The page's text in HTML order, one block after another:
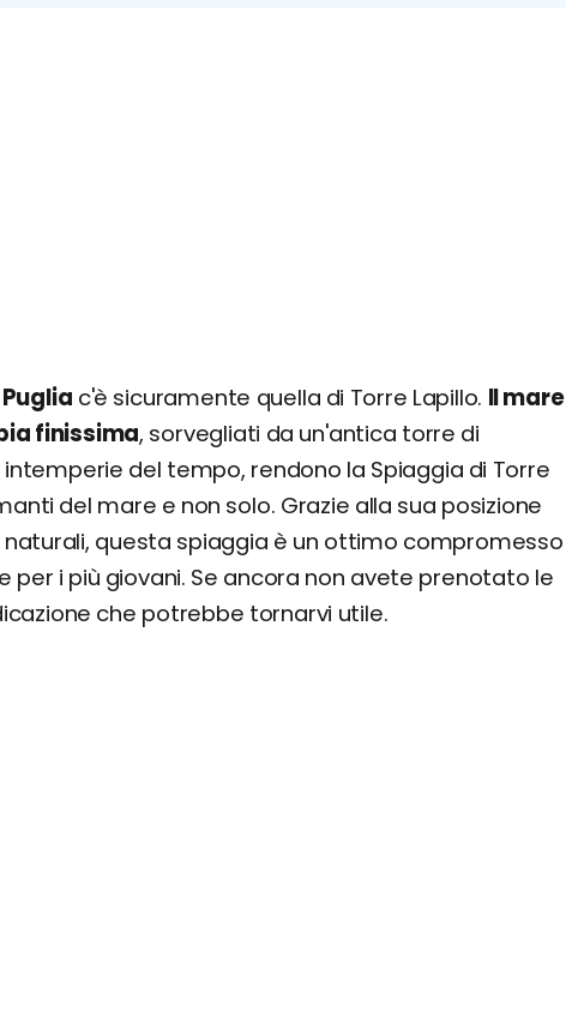
c'è sicuramente quella di Torre Lapillo. Il mare
finissima, sorvegliati da un'antica torre di
del tempo, rendono la Spiaggia di Torre
del mare e non solo. Grazie alla sua posizione
questa spiaggia è un ottimo compromesso
per i più giovani. Se ancora non avete prenotato le
che potrebbe tornarvi utile.